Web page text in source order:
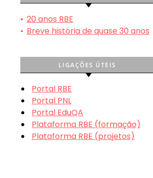
• 20 anos RBE
• Breve história de quase 30 anos
LIGAÇÕES ÚTEIS
Portal RBE
Portal PNL
Portal EduQA
Plataforma RBE (formação)
Plataforma RBE (projetos)